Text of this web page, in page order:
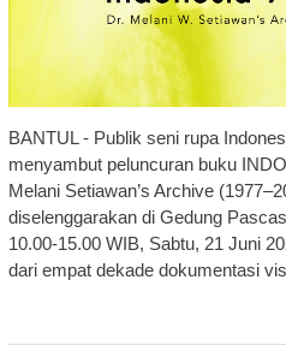
BANTUL - Publik seni rupa
menyambut peluncuran buku
Melani Setiawan’s Archive
diselenggarakan di Gedung
10.00-15.00 WIB, Sabtu, 21 Juni
dari empat dekade dokumentasi